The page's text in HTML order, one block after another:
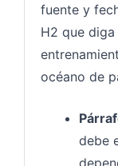
fuente y
H2 que diga
océano de
debe